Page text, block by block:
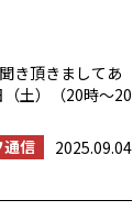
き頂きましてあ
（土）（20時〜20
通信
2025.09.04